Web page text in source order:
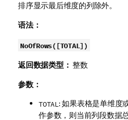
排序显示最后维度的列除外。
语法：
NoOfRows([TOTAL] )
返回数据类型： 整数
参数：
TOTAL: 如果表格是单维度
作参数，则当前列段数据